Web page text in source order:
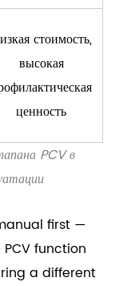
PCV в
стоимость,
высокая
ценность
first —
function
a different